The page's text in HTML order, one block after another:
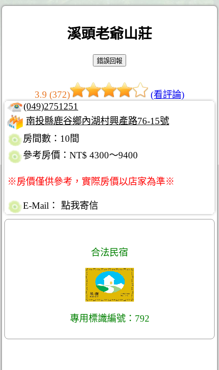
溪頭老爺山莊
3.9 (372)
(看評論)
(049)2751251
南投縣鹿谷鄉內湖村興產路76-15號
房間數：10間
參考房價：NT$ 4300～9400
※房價僅供參考，實際房價以店家為準※
E-Mail： 點我寄信
合法民宿
專用標識編號：792